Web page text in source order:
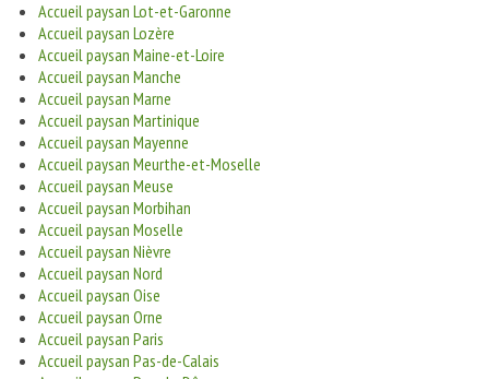
Accueil paysan Lot-et-Garonne
Accueil paysan Lozère
Accueil paysan Maine-et-Loire
Accueil paysan Manche
Accueil paysan Marne
Accueil paysan Martinique
Accueil paysan Mayenne
Accueil paysan Meurthe-et-Moselle
Accueil paysan Meuse
Accueil paysan Morbihan
Accueil paysan Moselle
Accueil paysan Nièvre
Accueil paysan Nord
Accueil paysan Oise
Accueil paysan Orne
Accueil paysan Paris
Accueil paysan Pas-de-Calais